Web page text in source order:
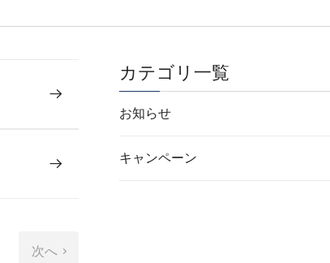
次へ
カテゴリ一覧
お知らせ
キャンペーン